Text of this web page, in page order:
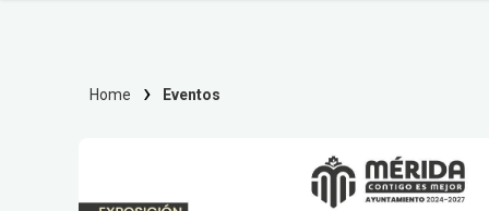
Home Eventos